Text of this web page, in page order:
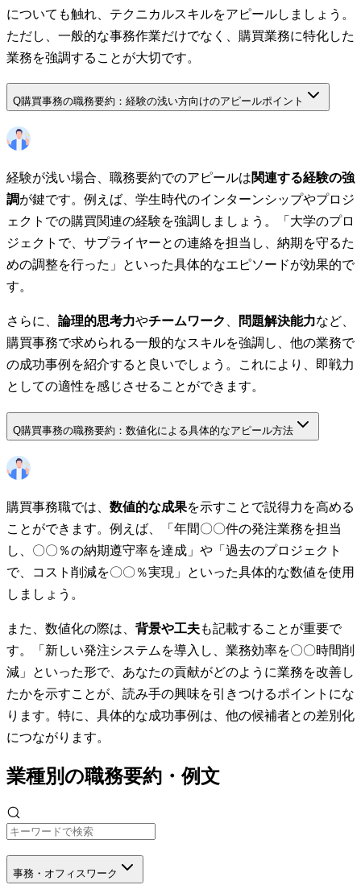
についても触れ、テクニカルスキルをアピールしましょう。
ただし、一般的な事務作業だけでなく、購買業務に特化した
業務を強調することが大切です。
Q購買事務の職務要約：経験の浅い方向けのアピールポイント
経験が浅い場合、職務要約でのアピールは関連する経験の強
調が鍵です。例えば、学生時代のインターンシップやプロジ
ェクトでの購買関連の経験を強調しましょう。「大学のプロ
ジェクトで、サプライヤーとの連絡を担当し、納期を守るた
めの調整を行った」といった具体的なエピソードが効果的で
す。
さらに、 論理的思考力やチームワーク 問題解決能力など、
購買事務で求められる一般的なスキルを強調し、他の業務で
の成功事例を紹介すると良いでしょう。これにより、即戦力
としての適性を感じさせることができます。
Q購買事務の職務要約：数値化による具体的なアピール方法
購買事務職では、 数値的な成果を示すことで説得力を高める
ことができます。例えば、「年間〇〇件の発注業務を担当
し、〇〇％の納期遵守率を達成」や「過去のプロジェクト
で、コスト削減を〇〇％実現」といった具体的な数値を使用
しましょう。
また、数値化の際は、 背景や工夫も記載することが重要で
す。「新しい発注システムを導入し、業務効率を〇〇時間削
減」といった形で、あなたの貢献がどのように業務を改善し
たかを示すことが、読み手の興味を引きつけるポイントにな
ります。特に、具体的な成功事例は、他の候補者との差別化
につながります。
業種別の職務要約・例文
事務・オフィスワーク